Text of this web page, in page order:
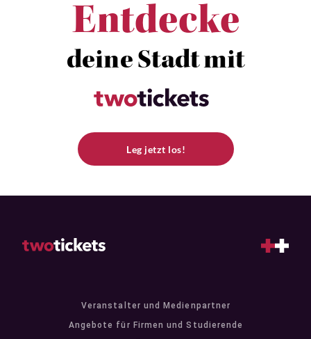
Entdecke
deine Stadt mit
Leg jetzt los!
Veranstalter und Medienpartner
Angebote für Firmen und Studierende